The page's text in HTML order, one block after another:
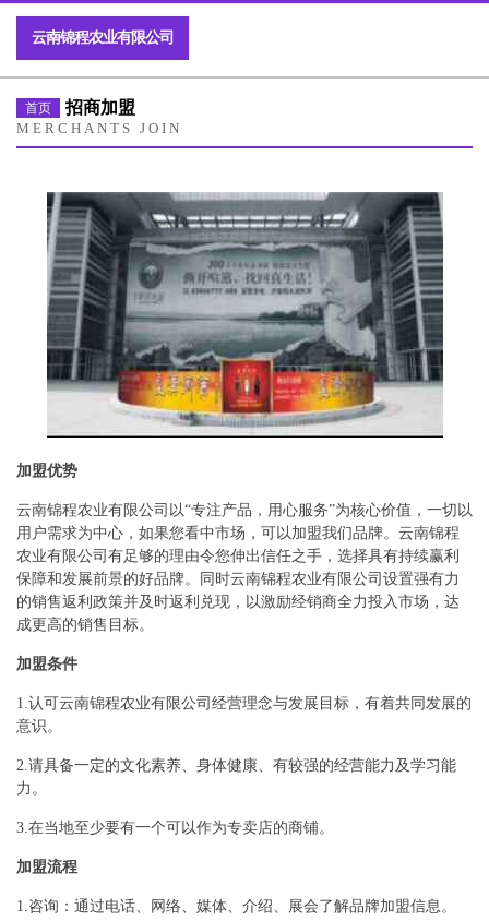
云南锦程农业有限公司
首页 招商加盟
MERCHANTS JOIN
加盟优势
云南锦程农业有限公司以“专注产品，用心服务”为核心价值，一切以
用户需求为中心，如果您看中市场，可以加盟我们品牌。云南锦程
农业有限公司有足够的理由令您伸出信任之手，选择具有持续赢利
保障和发展前景的好品牌。同时云南锦程农业有限公司设置强有力
的销售返利政策并及时返利兑现，以激励经销商全力投入市场，达
成更高的销售目标。
加盟条件
1.认可云南锦程农业有限公司经营理念与发展目标，有着共同发展的
意识。
2.请具备一定的文化素养、身体健康、有较强的经营能力及学习能
力。
3.在当地至少要有一个可以作为专卖店的商铺。
加盟流程
1.咨询：通过电话、网络、媒体、介绍、展会了解品牌加盟信息。